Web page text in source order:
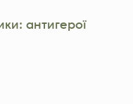
антигерої